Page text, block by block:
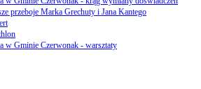
przeboje Marka Grechuty i Jana Kantego
w Gminie Czerwonak - warsztaty